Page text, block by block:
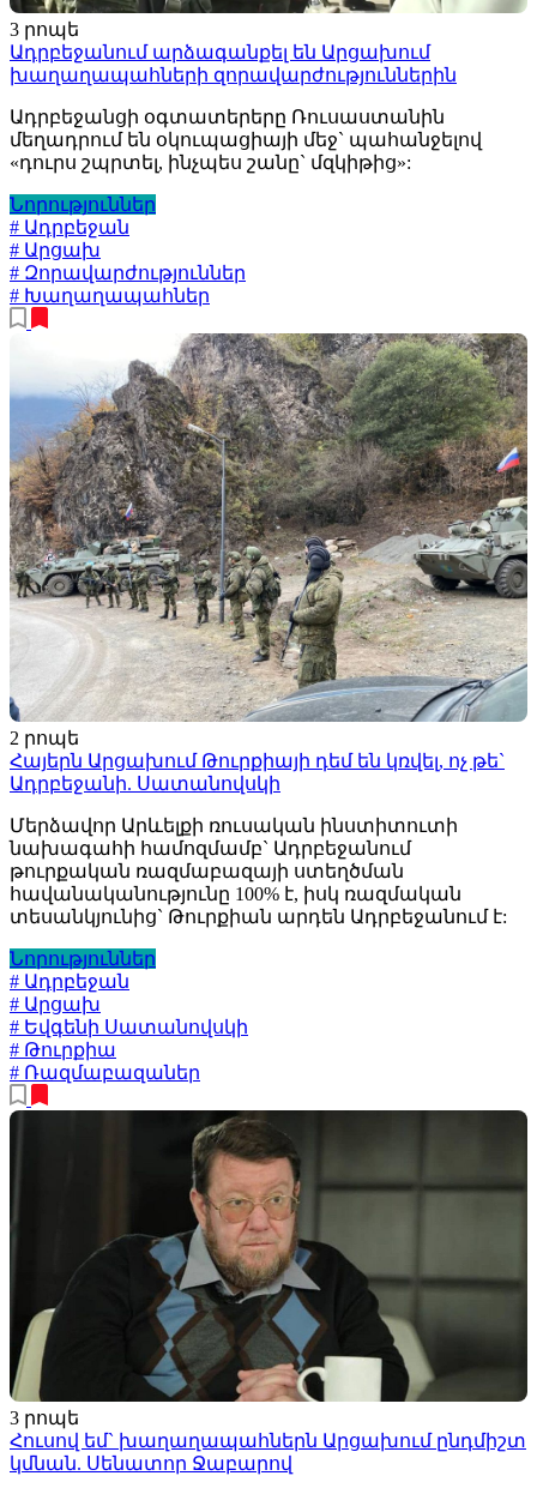
3 րոպե
Ադրբեջանում արձագանքել են Արցախում
խաղաղապահների զորավարժություններին
Ադրբեջանցի օգտատերերը Ռուսաստանին
մեղադրում են օկուպացիայի մեջ` պահանջելով
«դուրս շպրտել, ինչպես շանը` մզկիթից»:
Նորություններ
# Ադրբեջան
# Արցախ
# Զորավարժություններ
# Խաղաղապահներ
2 րոպե
Հայերն Արցախում Թուրքիայի դեմ են կռվել, ոչ թե`
Ադրբեջանի. Սատանովսկի
Մերձավոր Արևելքի ռուսական ինստիտուտի
նախագահի համոզմամբ` Ադրբեջանում
թուրքական ռազմաբազայի ստեղծման
հավանականությունը 100% է, իսկ ռազմական
տեսանկյունից` Թուրքիան արդեն Ադրբեջանում է:
Նորություններ
# Ադրբեջան
# Արցախ
# Եվգենի Սատանովսկի
# Թուրքիա
# Ռազմաբազաներ
3 րոպե
Հուսով եմ` խաղաղապահներն Արցախում ընդմիշտ
կմնան. Սենատոր Ջաբարով